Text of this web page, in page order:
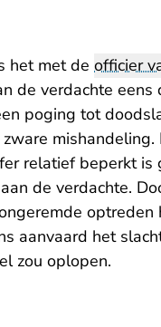
het met de officier
de verdachte eens
poging tot
relatief beperkt is
de verdachte.
optreden
aanvaard het
zou oplopen.